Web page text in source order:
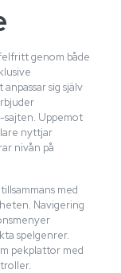
genom både
sig själv
Uppemot
nyttjar
nivån på
med
Navigering
spelgenrer.
pekplattor med